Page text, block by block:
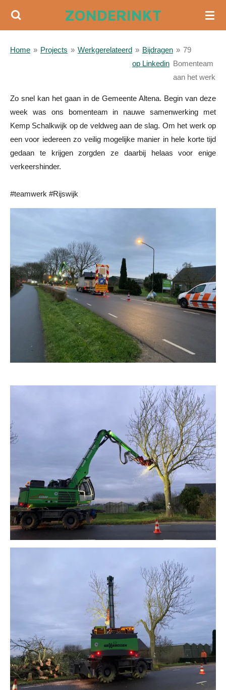
Ga
de
ZONDERINKT
Home » Projects » Werkgerelateerd » Bijdragen
op Linkedin
» 79
Bomenteam
aan het werk
Zo snel kan het gaan in de Gemeente Altena. Begin van deze
week was ons bomenteam in nauwe samenwerking met
Kemp Schalkwijk op de veldweg aan de slag. Om het werk op
een voor iedereen zo veilig mogelijke manier in hele korte tijd
gedaan te krijgen zorgden ze daarbij helaas voor enige
verkeershinder.
#teamwerk #Rijswijk